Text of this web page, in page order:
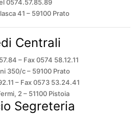
0574.57.85.89
41 – 59100 Prato
Centrali
– Fax 0574 58.12.11
350/c – 59100 Prato
– Fax 0573 53.24.41
2 – 51100 Pistoia
Segreteria